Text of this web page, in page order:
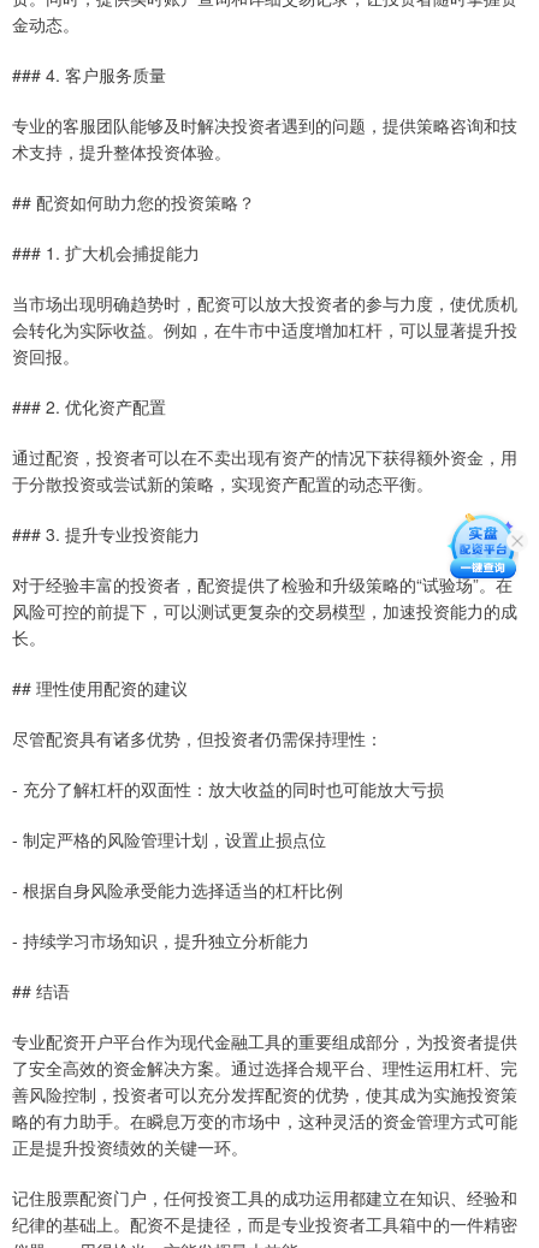
金动态。
### 4. 客户服务质量
专业的客服团队能够及时解决投资者遇到的问题，提供策略咨询和技
术支持，提升整体投资体验。
## 配资如何助力您的投资策略？
### 1. 扩大机会捕捉能力
当市场出现明确趋势时，配资可以放大投资者的参与力度，使优质机
会转化为实际收益。例如，在牛市中适度增加杠杆，可以显著提升投
资回报。
### 2. 优化资产配置
通过配资，投资者可以在不卖出现有资产的情况下获得额外资金，用
于分散投资或尝试新的策略，实现资产配置的动态平衡。
### 3. 提升专业投资能力
对于经验丰富的投资者，配资提供了检验和升级策略的“试验场”。在
风险可控的前提下，可以测试更复杂的交易模型，加速投资能力的成
长。
## 理性使用配资的建议
尽管配资具有诸多优势，但投资者仍需保持理性：
- 充分了解杠杆的双面性：放大收益的同时也可能放大亏损
- 制定严格的风险管理计划，设置止损点位
- 根据自身风险承受能力选择适当的杠杆比例
- 持续学习市场知识，提升独立分析能力
## 结语
专业配资开户平台作为现代金融工具的重要组成部分，为投资者提供
了安全高效的资金解决方案。通过选择合规平台、理性运用杠杆、完
善风险控制，投资者可以充分发挥配资的优势，使其成为实施投资策
略的有力助手。在瞬息万变的市场中，这种灵活的资金管理方式可能
正是提升投资绩效的关键一环。
记住股票配资门户，任何投资工具的成功运用都建立在知识、经验和
纪律的基础上。配资不是捷径，而是专业投资者工具箱中的一件精密